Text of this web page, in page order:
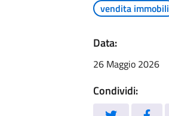
vendita immobili
Data:
26 Maggio 2026
Condividi: